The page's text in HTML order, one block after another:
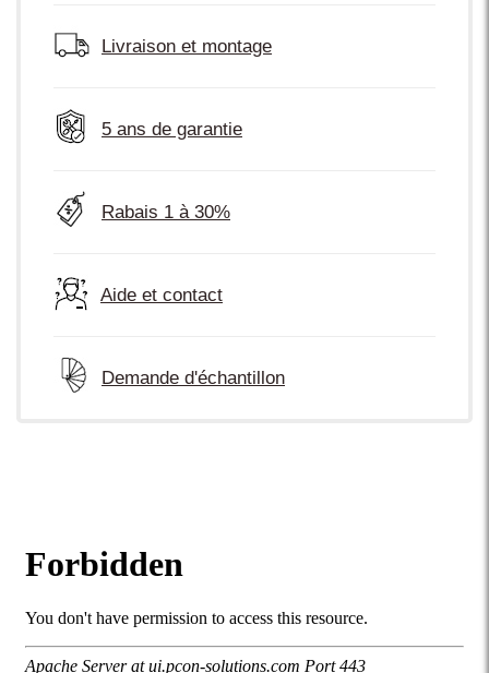
Livraison et montage
5 ans de garantie
Rabais 1 à 30%
Aide et contact
Demande d'échantillon